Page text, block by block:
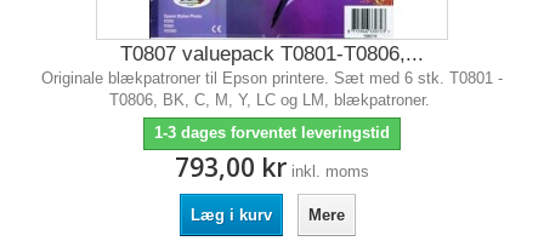
T0807 valuepack T0801-T0806,...
Originale blækpatroner til Epson printere. Sæt med 6 stk. T0801 -
T0806, BK, C, M, Y, LC og LM, blækpatroner.
1-3 dages forventet leveringstid
793,00 kr inkl. moms
Læg i kurv Mere